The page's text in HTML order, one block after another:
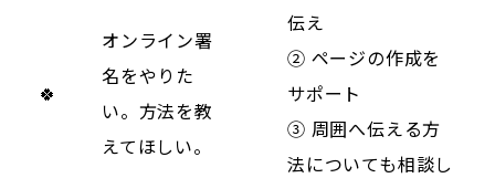
🍀
オンライン署
名をやりた
い。方法を教
えてほしい。
伝え
② ページの作成を
サポート
③ 周囲へ伝える方
法についても相談し